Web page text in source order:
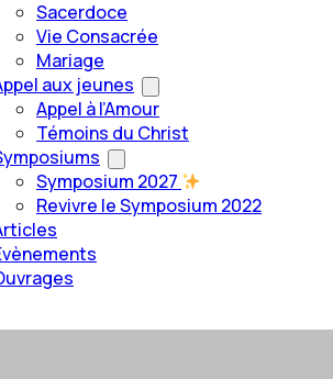
Sacerdoce
Vie Consacrée
Mariage
aux jeunes
Appel à l’Amour
Témoins du Christ
Symposium 2027
Revivre le Symposium 2022